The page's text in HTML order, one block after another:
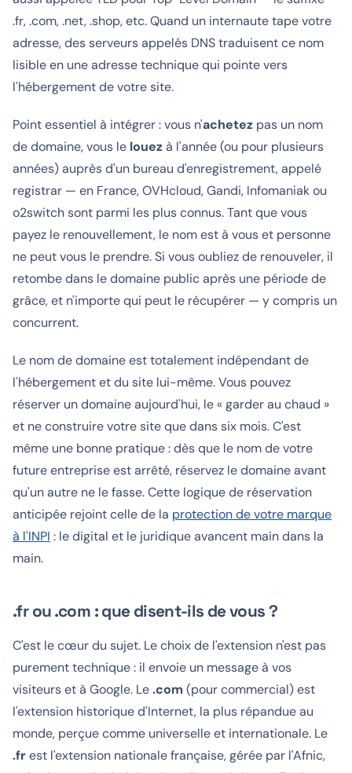
.fr, .com, .net, .shop, etc. Quand un internaute tape votre
adresse, des serveurs appelés DNS traduisent ce nom
lisible en une adresse technique qui pointe vers
l'hébergement de votre site.
Point essentiel à intégrer : vous n'achetez pas un nom
de domaine, vous le louezà l'année (ou pour plusieurs
années) auprès d'un bureau d'enregistrement, appelé
registrar — en France, OVHcloud, Gandi, Infomaniak ou
o2switch sont parmi les plus connus. Tant que vous
payez le renouvellement, le nom est à vous et personne
ne peut vous le prendre. Si vous oubliez de renouveler, il
retombe dans le domaine public après une période de
grâce, et n'importe qui peut le récupérer — y compris un
concurrent.
Le nom de domaine est totalement indépendant de
l'hébergement et du site lui-même. Vous pouvez
réserver un domaine aujourd'hui, le « garder au chaud »
et ne construire votre site que dans six mois. C'est
même une bonne pratique : dès que le nom de votre
future entreprise est arrêté, réservez le domaine avant
qu'un autre ne le fasse. Cette logique de réservation
anticipée rejoint celle de la protection de votre marque
à l'INPI : le digital et le juridique avancent main dans la
main.
.fr ou .com : que disent-ils de vous ?
C'est le cœur du sujet. Le choix de l'extension n'est pas
purement technique : il envoie un message à vos
visiteurs et à Google. Le.com (pourcommercial) est
l'extension historique d'Internet, la plus répandue au
monde, perçue comme universelle et internationale. Le
.frest l'extension nationale française, gérée par l'Afnic,